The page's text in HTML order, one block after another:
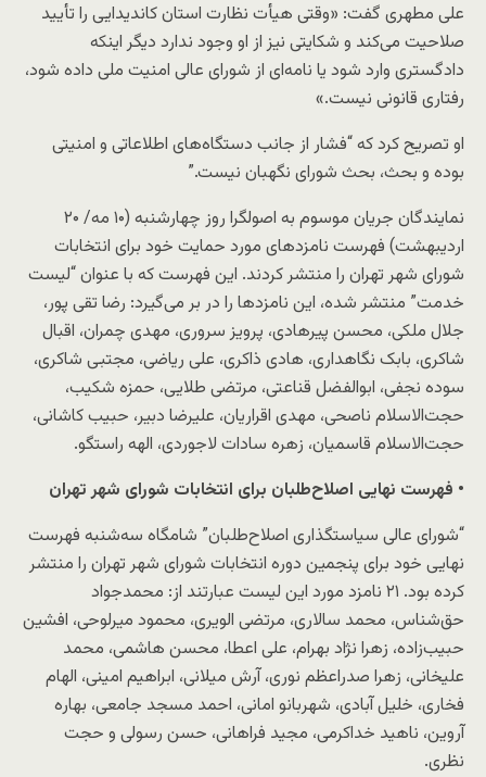
علی مطهری گفت: «وقتی هیأت نظارت استان کاندیدایی را تأیید
صلاحیت می‌کند و شکایتی نیز از او وجود ندارد دیگر اینکه
دادگستری وارد شود یا نامه‌ای از شورای عالی امنیت ملی داده شود،
رفتاری قانونی نیست.»
او تصریح کرد که “فشار از جانب دستگاه‌های اطلاعاتی و امنیتی
بوده و بحث، بحث شورای نگهبان نیست.”
نمایندگان جریان موسوم به اصولگرا روز چهارشنبه (۱۰ مه/ ۲۰
اردیبهشت) فهرست نامزدهای مورد حمایت خود برای انتخابات
شورای شهر تهران را منتشر کردند. این فهرست که با عنوان “لیست
خدمت” منتشر شده، این نامزدها را در بر می‌گیرد: رضا تقی پور،
جلال ملکی، محسن پیرهادی، پرویز سروری، مهدی چمران، اقبال
شاکری، بابک نگاهداری،‌ هادی ذاکری،‌ علی ریاضی، مجتبی شاکری،
سوده نجفی، ابوالفضل قناعتی، مرتضی طلایی، حمزه شکیب،
حجت‌الاسلام ناصحی، مهدی اقراریان، علیرضا دبیر، حبیب کاشانی،
حجت‌الاسلام قاسمیان، زهره سادات لاجوردی، الهه راستگو.
• فهرست نهایی اصلاح‌طلبان برای انتخابات شورای شهر تهران
“شورای عالی سیاستگذاری اصلاح‌طلبان” شامگاه سه‌شنبه فهرست
نهایی خود برای پنجمین دوره انتخابات شورای شهر تهران را منتشر
کرده بود. ۲۱ نامزد مورد این لیست عبارتند از: محمدجواد
حق‌شناس، محمد سالاری، مرتضی الویری، محمود میرلوحی، افشین
حبیب‌زاده، زهرا نژاد بهرام، علی اعطا، محسن هاشمی، محمد
علیخانی، زهرا صدراعظم نوری، آرش میلانی، ‌ابراهیم امینی، الهام
فخاری، خلیل آبادی، شهربانو امانی، احمد مسجد جامعی، بهاره
آروین، ناهید خداکرمی، مجید فراهانی، حسن رسولی و حجت
نظری.